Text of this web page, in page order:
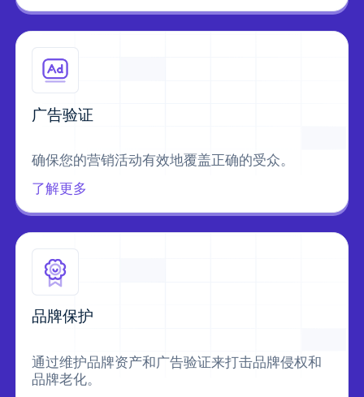
广告验证
确保您的营销活动有效地覆盖正确的受众。
了解更多
品牌保护
通过维护品牌资产和广告验证来打击品牌侵权和
品牌老化。